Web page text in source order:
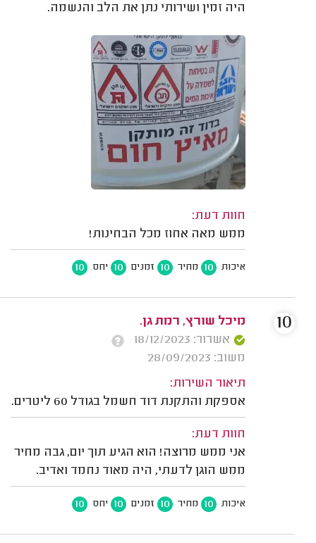
היה זמין ושירותי נתן את הלב והנשמה.
חוות דעת:
ממש מאה אחוז מכל הבחינות!
איכות 10 מחיר 10 זמנים 10 יחס 10
מיכל שורץ, רמת גן.
אשרור: 18/12/2023
משוב: 28/09/2023
תיאור השירות:
אספקת והתקנת דוד חשמל בגודל 60 ליטרים.
חוות דעת:
אני ממש מרוצה! הוא הגיע תוך יום, גבה מחיר
ממש הוגן לדעתי, היה מאוד נחמד ואדיב.
איכות 10 מחיר 10 זמנים 10 יחס 10
10